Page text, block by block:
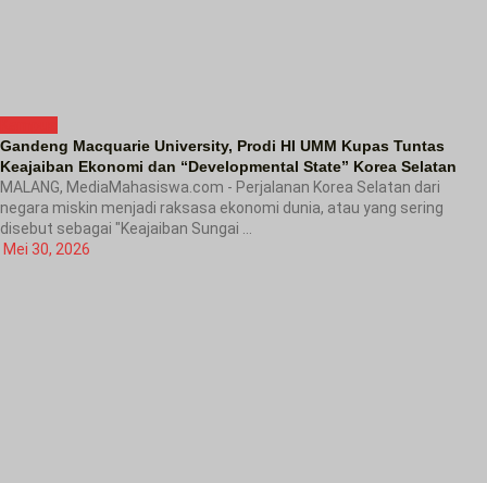
Gandeng Macquarie University, Prodi HI UMM Kupas Tuntas
Keajaiban Ekonomi dan “Developmental State” Korea Selatan
MALANG, MediaMahasiswa.com - Perjalanan Korea Selatan dari
negara miskin menjadi raksasa ekonomi dunia, atau yang sering
disebut sebagai "Keajaiban Sungai ...
Mei 30, 2026